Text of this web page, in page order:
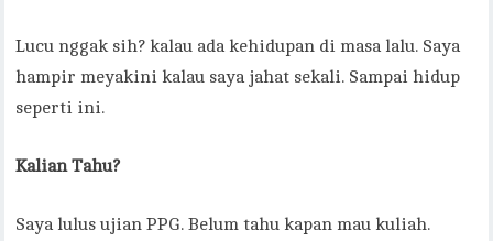
Lucu nggak sih? kalau ada kehidupan di masa lalu. Saya
hampir meyakini kalau saya jahat sekali. Sampai hidup
seperti ini.
Kalian Tahu?
Saya lulus ujian PPG. Belum tahu kapan mau kuliah.